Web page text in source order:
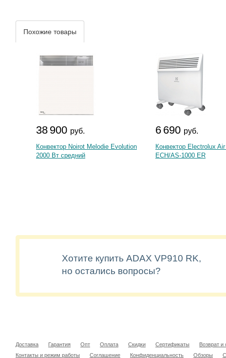
Похожие товары
38 900 руб.
Конвектор Noirot Melodie Evolution
2000 Вт средний
6 690 руб.
Конвектор Electrolux
ECH/AS-1000 ER
Хотите купить ADAX VP910 RK,
но остались вопросы?
Доставка Гарантия Опт Оплата Скидки Сертификаты
Возврат и
Контакты и режим работы
Соглашение Конфиденциальность Обзоры